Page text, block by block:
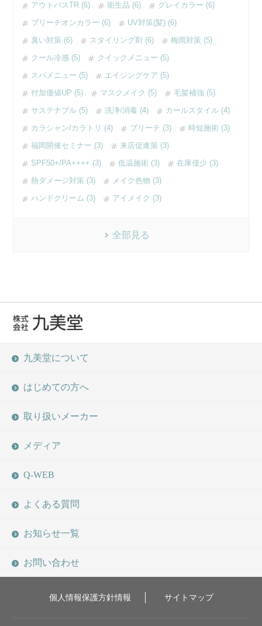
アウトバスTR (6)
衛生品 (6)
グレイカラー (6)
ブリーチオンカラー (6)
UV対策(髪) (6)
臭い対策 (6)
スタイリング剤 (6)
梅雨対策 (5)
クール冷感 (5)
クイックメニュー (5)
スパメニュー (5)
エイジングケア (5)
付加価値UP (5)
マスクメイク (5)
毛髪補強 (5)
サステナブル (5)
洗浄/消毒 (4)
カールスタイル (4)
カラシャン/カラトリ (4)
ブリーチ (3)
時短施術 (3)
福岡開催セミナー (3)
来店促進策 (3)
SPF50+/PA++++ (3)
低温施術 (3)
在庫僅少 (3)
熱ダメージ対策 (3)
メイク色物 (3)
ハンドクリーム (3)
アイメイク (3)
全部見る
九美堂について
はじめての方へ
取り扱いメーカー
メディア
Q-WEB
よくある質問
お知らせ一覧
お問い合わせ
個人情報保護方針情報 サイトマップ